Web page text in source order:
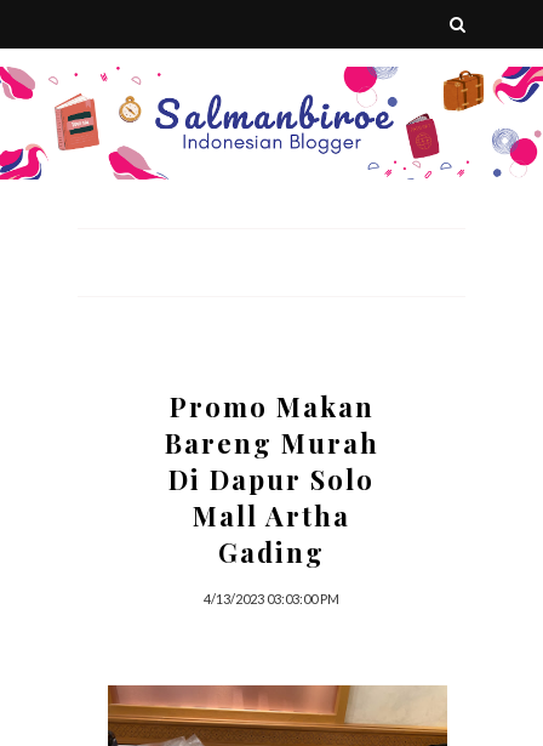
Promo Makan
Bareng Murah
Di Dapur Solo
Mall Artha
Gading
4/13/2023 03:03:00 PM